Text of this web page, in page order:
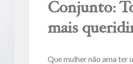
Conjunto:
mais
Que mulher não ama ter